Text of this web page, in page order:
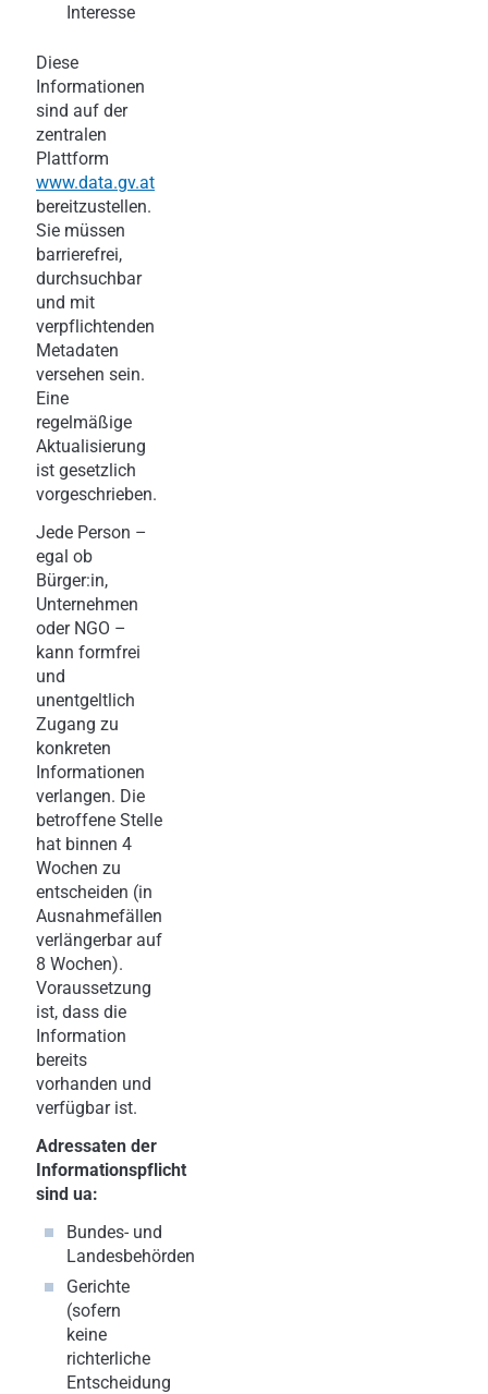
Interesse
Diese
Informationen
sind auf der
zentralen
Plattform
www.data.gv.at
bereitzustellen.
Sie müssen
barrierefrei,
durchsuchbar
und mit
verpflichtenden
Metadaten
versehen sein.
Eine
regelmäßige
Aktualisierung
ist gesetzlich
vorgeschrieben.
Jede Person –
egal ob
Bürger:in,
Unternehmen
oder NGO –
kann formfrei
und
unentgeltlich
Zugang zu
konkreten
Informationen
verlangen. Die
betroffene Stelle
hat binnen 4
Wochen zu
entscheiden (in
Ausnahmefällen
verlängerbar auf
8 Wochen).
Voraussetzung
ist, dass die
Information
bereits
vorhanden und
verfügbar ist.
Adressaten der
Informationspflicht
sind ua:
Bundes- und
Landesbehörden
Gerichte
(sofern
keine
richterliche
Entscheidung